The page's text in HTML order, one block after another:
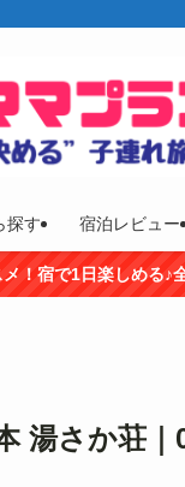
探す 宿泊レビュー
！宿で1日楽しめる♪
湯さか荘